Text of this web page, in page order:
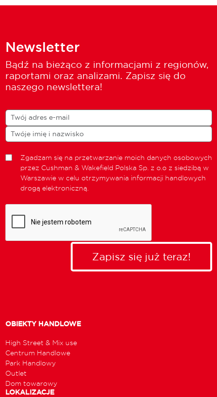
Newsletter
Bądź na bieżąco z informacjami z regionów,
raportami oraz analizami. Zapisz się do
naszego newslettera!
Zgadzam się na przetwarzanie moich danych osobowych
przez Cushman & Wakefield Polska Sp. z o.o z siedzibą w
Warszawie w celu otrzymywania informacji handlowych
drogą elektroniczną.
Zapisz się już teraz!
OBIEKTY HANDLOWE
High Street & Mix use
Centrum Handlowe
Park Handlowy
Outlet
Dom towarowy
LOKALIZACJE